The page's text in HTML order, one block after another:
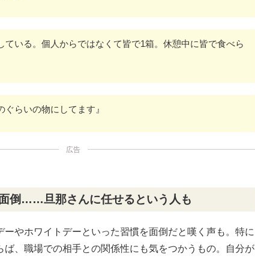
ている。個人からではなくて皆で1箱。休憩中に皆で食べら
ぐらいの物にしてます』
広告
倒……旦那さんに任せるという人も
ーやホワイトデーといった習慣を面倒だと嘆く声も。特に
ば、職場での相手との関係性にも気をつかうもの。自分が